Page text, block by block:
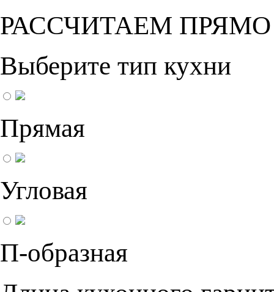
РАССЧИТАЕМ
Выберите тип кухни
Прямая
Угловая
П-образная